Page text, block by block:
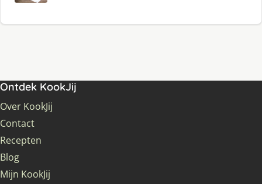
Ontdek KookJij
Over KookJij
Contact
Recepten
Blog
Mijn KookJij